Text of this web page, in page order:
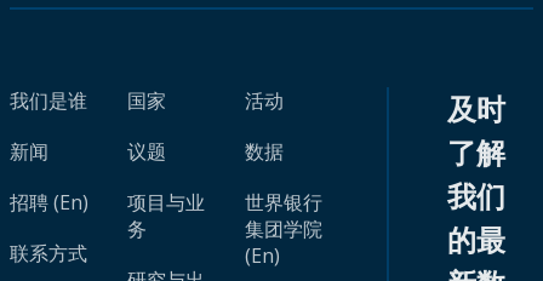
我们是谁
新闻
招聘 (En)
联系方式
国家
议题
项目与业
务
活动
数据
世界银行
集团学院
(En)
及时
了解
我们
的最